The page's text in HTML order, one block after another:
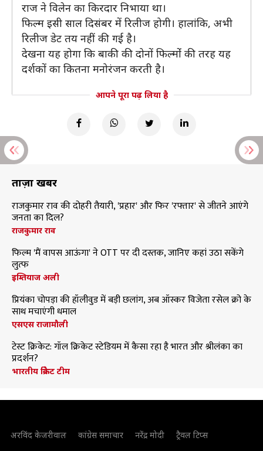
राज ने विलेन का किरदार निभाया था।
फिल्म इसी साल दिसंबर में रिलीज होगी। हालांकि, अभी
रिलीज डेट तय नहीं की गई है।
देखना यह होगा कि बाकी की दोनों फिल्मोंं की तरह यह
दर्शकों का कितना मनोरंजन करती है।
आपने पूरा पढ़ लिया है
ताज़ा खबरें
राजकुमार राव की दोहरी तैयारी, 'प्रहार' और फिर 'रफ्तार' से जीतने आएंगे
जनता का दिल?
राजकुमार राव
फिल्म 'मैं वापस आऊंगा' ने OTT पर दी दस्तक, जानिए कहां उठा सकेंगे
लुत्फ
इम्तियाज अली
प्रियंका चोपड़ा की हॉलीवुड में बड़ी छलांग, अब ऑस्कर विजेता रसेल क्रो के
साथ मचाएंगी धमाल
एसएस राजामौली
टेस्ट क्रिकेट: गॉल क्रिकेट स्टेडियम में कैसा रहा है भारत और श्रीलंका का
प्रदर्शन?
भारतीय क्रिकेट टीम
अरविंद केजरीवाल कांग्रेस समाचार नरेंद्र मोदी ट्रैवल टिप्स